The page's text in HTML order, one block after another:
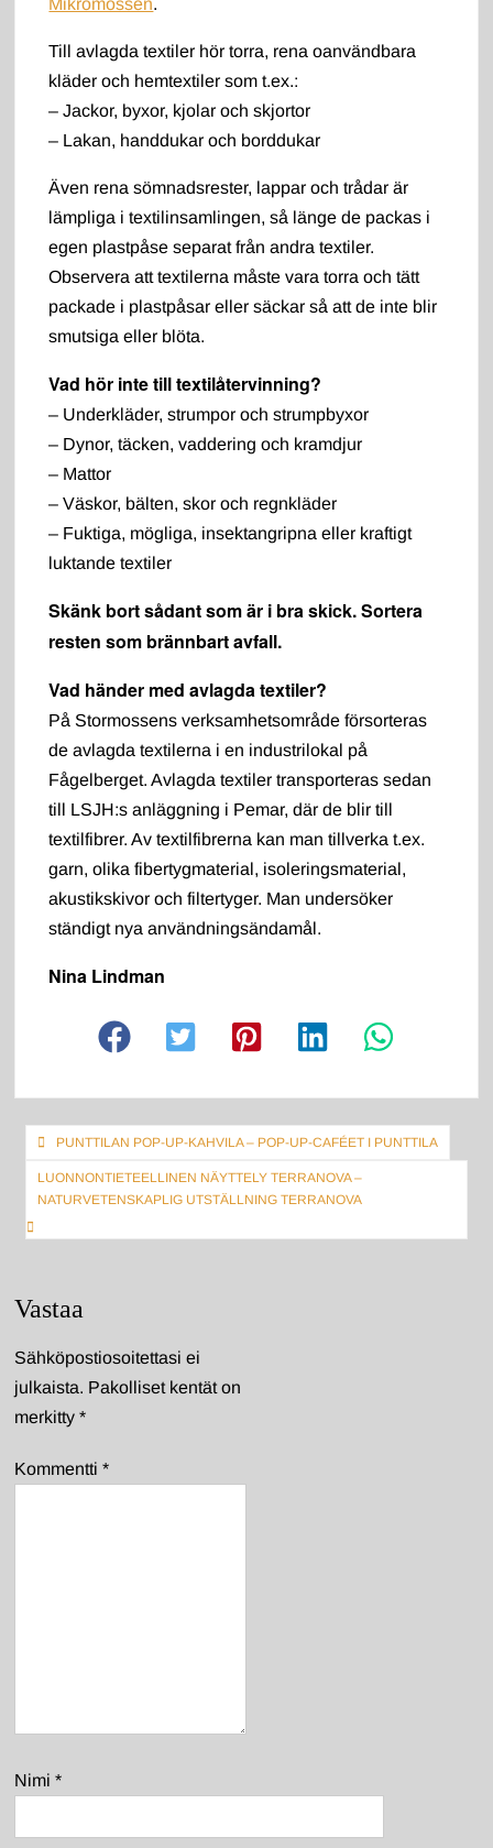
Mikromossen.
Till avlagda textiler hör torra, rena oanvändbara
kläder och hemtextiler som t.ex.:
– Jackor, byxor, kjolar och skjortor
– Lakan, handdukar och borddukar
Även rena sömnadsrester, lappar och trådar är
lämpliga i textilinsamlingen, så länge de packas i
egen plastpåse separat från andra textiler.
Observera att textilerna måste vara torra och tätt
packade i plastpåsar eller säckar så att de inte blir
smutsiga eller blöta.
Vad hör inte till textilåtervinning?
– Underkläder, strumpor och strumpbyxor
– Dynor, täcken, vaddering och kramdjur
– Mattor
– Väskor, bälten, skor och regnkläder
– Fuktiga, mögliga, insektangripna eller kraftigt
luktande textiler
Skänk bort sådant som är i bra skick. Sortera
resten som brännbart avfall.
Vad händer med avlagda textiler?
På Stormossens verksamhetsområde försorteras
de avlagda textilerna i en industrilokal på
Fågelberget. Avlagda textiler transporteras sedan
till LSJH:s anläggning i Pemar, där de blir till
textilfibrer. Av textilfibrerna kan man tillverka t.ex.
garn, olika fibertygmaterial, isoleringsmaterial,
akustikskivor och filtertyger. Man undersöker
ständigt nya användningsändamål.
Nina Lindman
Artikkelien
selaus
PUNTTILAN POP-UP-KAHVILA – POP-UP-CAFÉET I PUNTTILA
LUONNONTIETEELLINEN NÄYTTELY TERRANOVA –
NATURVETENSKAPLIG UTSTÄLLNING TERRANOVA
Vastaa
Sähköpostiosoitettasi ei
julkaista. Pakolliset kentät on
merkitty*
Kommentti*
Nimi*